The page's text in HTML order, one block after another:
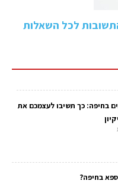
לכל השאלות
בחיפה: כך תשיבו לעצמכם את
בחיפה?